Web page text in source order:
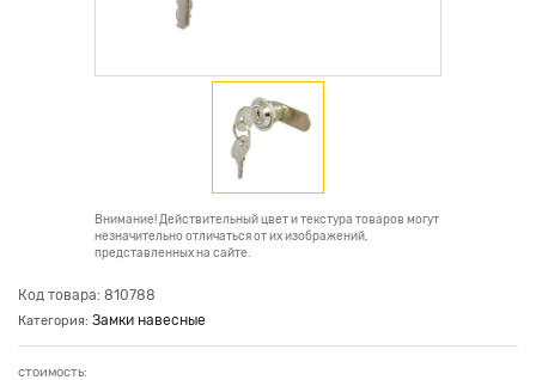
Внимание! Действительный цвет и текстура товаров могут
незначительно отличаться от их изображений,
представленных на сайте.
Код товара: 810788
Категория: Замки навесные
стоимость: